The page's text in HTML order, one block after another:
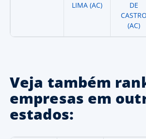
LIMA (AC)
DE
CASTRO
(AC)
Veja também
empresas em
estados: